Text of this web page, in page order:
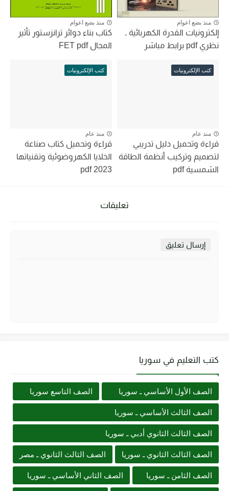
منذ بضع اعوام
إلكترونيات القدرة الكهربائية ـ
نظري pdf برابط مباشر
منذ بضع اعوام
كتاب بناء دوائر ترانزستور تأثير
المجال FET pdf
كتب الإلكترونيات
منذ عام
قراءة وتحميل دليل تدريبي
لتصميم وتركيب أنظمة الطاقة
الشمسية pdf
كتب الإلكترونيات
منذ عام
قراءة وتحميل كتاب صناعة
الخلايا الكهروضوئية وتقنياتها
pdf 2023
تعليقات
إرسال تعليق
كتب التعليم في سوريا
الصف الأول الأساسي ـ سوريا الصف التاسع سوريا
الصف الثالث الأساسي ـ سوريا
الصف الثالث الثانوي أدبي ـ سوريا
الصف الثالث الثانوي ـ سوريا الصف الثالث الثانوي ـ مصر
الصف الثامن ـ سوريا الصف الثاني الأساسي ـ سوريا